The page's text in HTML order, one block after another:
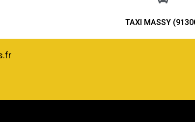
TAXI MASSY